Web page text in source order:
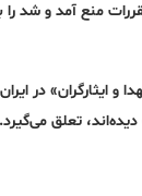
ایثارگران» در
تعلق می‌گیرد.